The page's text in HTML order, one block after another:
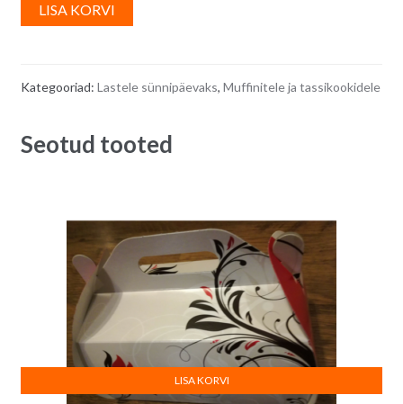
LISA KORVI
l
r
a
e
Kategooriad: Lastele sünnipäevaks, Muffinitele ja tassikookidele
Seotud tooted
LISA KORVI